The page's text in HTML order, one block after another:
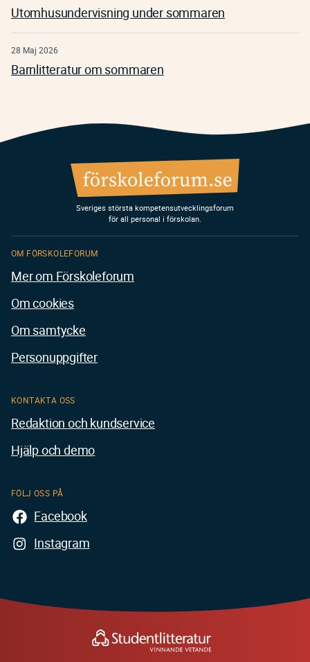
Utomhusundervisning under sommaren
28 Maj 2026
Barnlitteratur om sommaren
Sveriges största kompetensutvecklingsforum
för all personal i förskolan.
KONTAKTA OSS
Redaktion och kundservice
Hjälp och demo
FÖLJ OSS PÅ
Facebook
Instagram
OM FÖRSKOLEFORUM
Mer om Förskoleforum
Om cookies
Om samtycke
Personuppgifter